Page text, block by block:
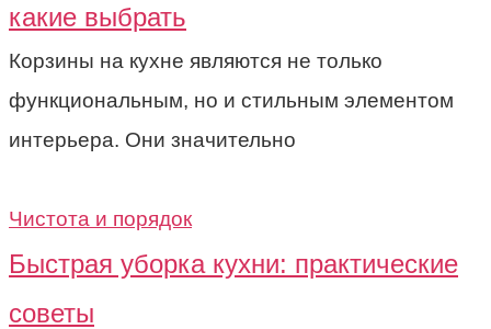
какие выбрать
Корзины на кухне являются не только
функциональным, но и стильным элементом
интерьера. Они значительно
Чистота и порядок
Быстрая уборка кухни: практические
советы